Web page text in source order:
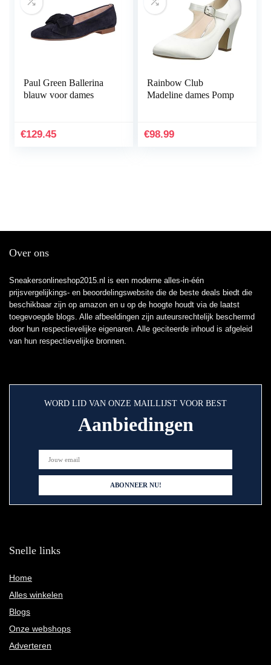
Paul Green Ballerina
blauw voor dames
€129.45
Rainbow Club
Madeline dames Pomp
€98.99
Over ons
Sneakersonlineshop2015.nl is een moderne alles-in-één
prijsvergelijkings- en beoordelingswebsite die de beste deals biedt die
beschikbaar zijn op amazon en u op de hoogte houdt via de laatst
toegevoegde blogs. Alle afbeeldingen zijn auteursrechtelijk beschermd
door hun respectievelijke eigenaren. Alle geciteerde inhoud is afgeleid
van hun respectievelijke bronnen.
WORD LID VAN ONZE MAILLIJST VOOR BEST
Aanbiedingen
Snelle links
Home
Alles winkelen
Blogs
Onze webshops
Adverteren